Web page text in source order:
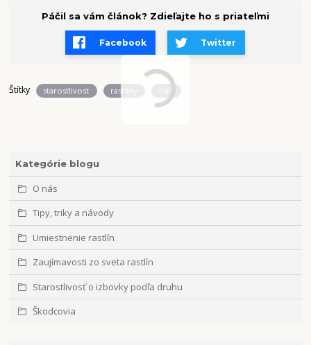
Kategórie blogu
O nás
Tipy, triky a návody
Umiestnenie rastlín
Zaujímavosti zo sveta rastlín
Starostlivosť o izbovky podľa druhu
Škodcovia
Páčil sa vám článok? Zdieľajte ho s priateľmi
Facebook Twitter
Štítky starostlivost rastliny